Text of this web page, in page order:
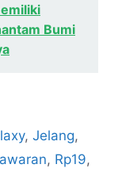
Bumi
,Jelang,
, Rp19,